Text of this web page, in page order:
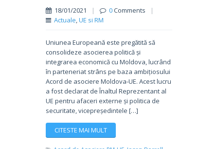
18/01/2021 | 0Comments
|
Actuale,UE si RM
Uniunea Europeană este pregătită să
consolideze asocierea politică și
integrarea economică cu Moldova, lucrând
în parteneriat strâns pe baza ambițiosului
Acord de asociere Moldova-UE. Acest lucru
a fost declarat de Înaltul Reprezentant al
UE pentru afaceri externe și politica de
securitate, vicepreședintele […]
CITESTE MAI MULT